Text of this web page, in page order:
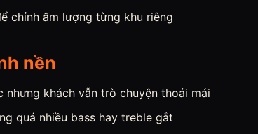
chỉnh âm lượng từng khu riêng
nền
nhưng khách vẫn trò chuyện thoải mái
quá nhiều bass hay treble gắt